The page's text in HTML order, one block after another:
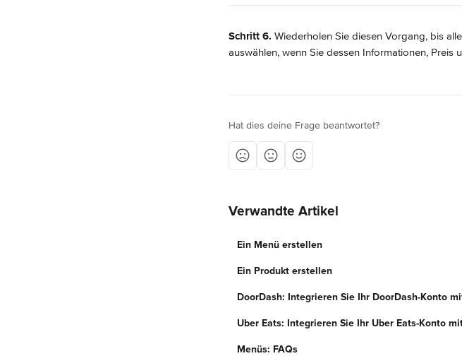
Schritt 6. Wiederholen Sie diesen Vorgang, bis
auswählen, wenn Sie dessen Informationen, Preis
Hat dies deine Frage beantwortet?
Verwandte Artikel
Ein Menü erstellen
Ein Produkt erstellen
DoorDash: Integrieren Sie Ihr DoorDash-Konto
Uber Eats: Integrieren Sie Ihr Uber Eats-Konto
Menüs: FAQs